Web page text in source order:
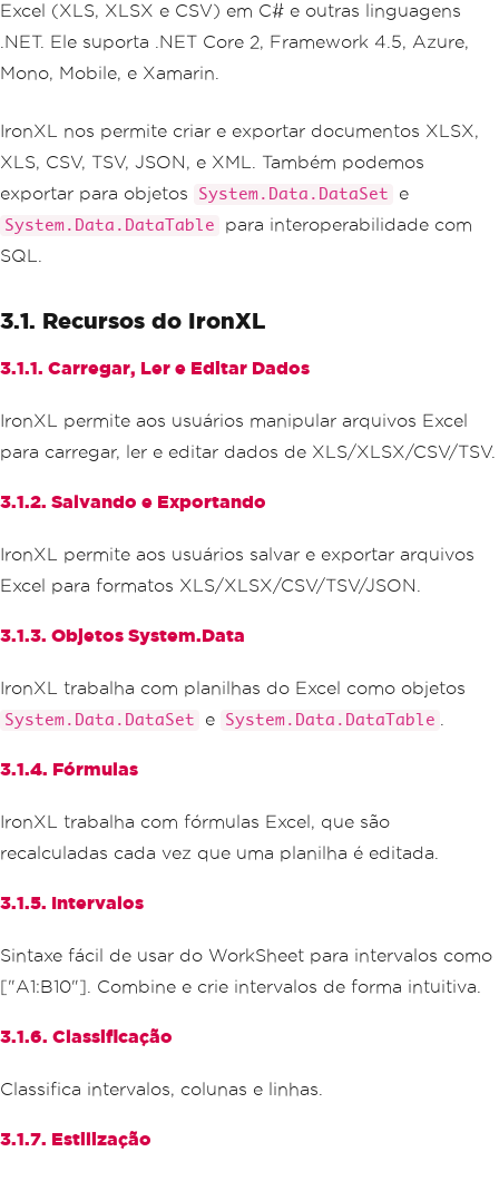
Excel (XLS, XLSX e CSV) em C# e outras linguagens
.NET. Ele suporta .NET Core 2, Framework 4.5, Azure,
Mono, Mobile, e Xamarin.
IronXL nos permite criar e exportar documentos XLSX,
XLS, CSV, TSV, JSON, e XML. Também podemos
exportar para objetos
System.Data.DataSet e
System.Data.DataTable
para interoperabilidade com
SQL.
3.1. Recursos do IronXL
3.1.1. Carregar, Ler e Editar Dados
IronXL permite aos usuários manipular arquivos Excel
para carregar, ler e editar dados de XLS/XLSX/CSV/TSV.
3.1.2. Salvando e Exportando
IronXL permite aos usuários salvar e exportar arquivos
Excel para formatos XLS/XLSX/CSV/TSV/JSON.
3.1.3. Objetos System.Data
IronXL trabalha com planilhas do Excel como objetos
System.Data.DataSet e System.Data.DataTable .
3.1.4. Fórmulas
IronXL trabalha com fórmulas Excel, que são
recalculadas cada vez que uma planilha é editada.
3.1.5. Intervalos
Sintaxe fácil de usar do WorkSheet para intervalos como
["A1:B10"]. Combine e crie intervalos de forma intuitiva.
3.1.6. Classificação
Classifica intervalos, colunas e linhas.
3.1.7. Estilização